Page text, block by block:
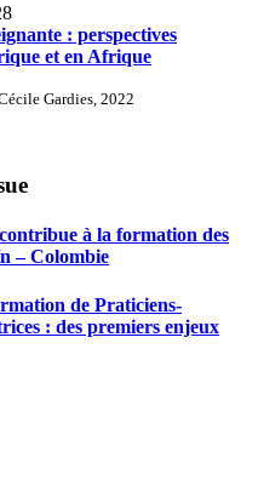
: perspectives
et en Afrique
Gardies, 2022
à la formation des
– Colombie
de Praticiens-
: des premiers enjeux